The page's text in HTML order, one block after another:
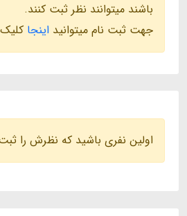
باشند میتوانند نظر ثبت کنند.
جهت ثبت نام میتوانید اینجا
اولین نفری باشید که نظرش را